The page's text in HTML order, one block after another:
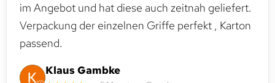
im Angebot und hat diese auch zeitnah geliefert.
Verpackung der einzelnen Griffe perfekt , Karton
passend.
Klaus Gambke